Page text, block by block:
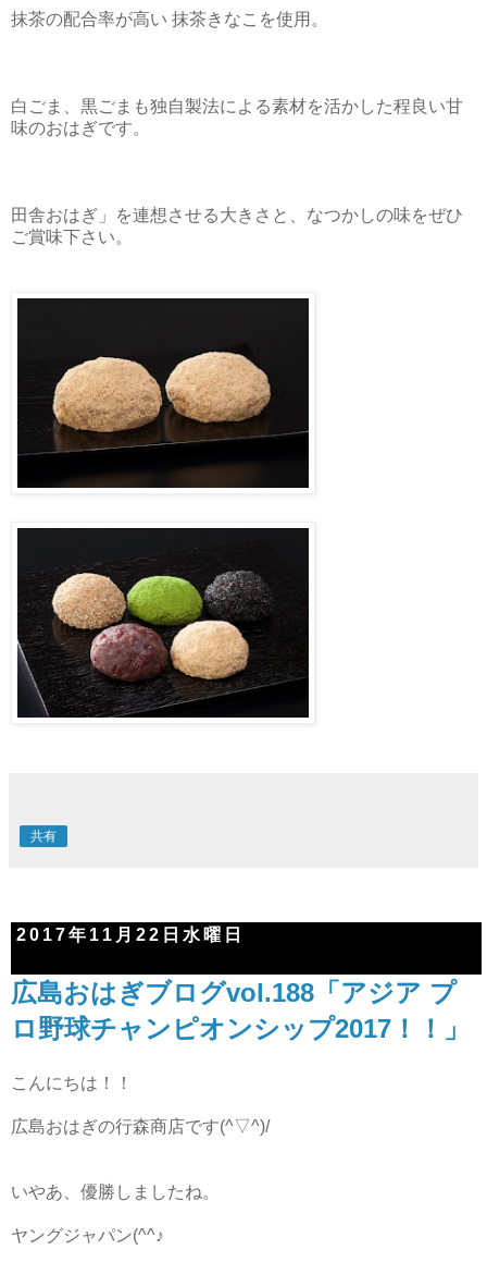
抹茶の配合率が高い 抹茶きなこを使用。
白ごま、黒ごまも独自製法による素材を活かした程良い甘
味のおはぎです。
田舎おはぎ」を連想させる大きさと、なつかしの味をぜひ
ご賞味下さい。
共有
2017年11月22日水曜日
広島おはぎブログvol.188「アジア プ
ロ野球チャンピオンシップ2017！！」
こんにちは！！
広島おはぎの行森商店です(^▽^)/
いやあ、優勝しましたね。
ヤングジャパン(^^♪